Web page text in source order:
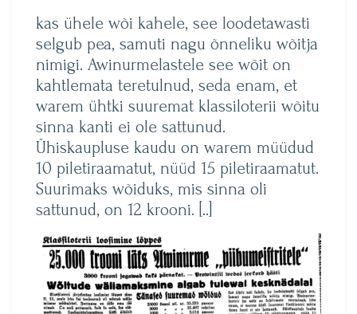
kas ühele wõi kahele, see loodetawasti
selgub pea, samuti nagu õnneliku wõitja
nimigi. Awinurmelastele see wõit on
kahtlemata teretulnud, seda enam, et
warem ühtki suuremat klassiloterii wõitu
sinna kanti ei ole sattunud.
Ühiskaupluse kaudu on warem müüdud
10 piletiraamatut, nüüd 15 piletiraamatut.
Suurimaks wõiduks, mis sinna oli
sattunud, on 12 krooni. [..]